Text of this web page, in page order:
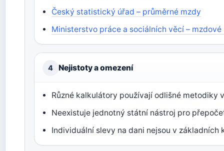
Český statistický úřad – průměrné mzdy
Ministerstvo práce a sociálních věcí –
4 Nejistoty a omezení
Různé kalkulátory používají odlišné metodiky
Neexistuje jednotný státní nástroj pro
Individuální slevy na dani nejsou v základních